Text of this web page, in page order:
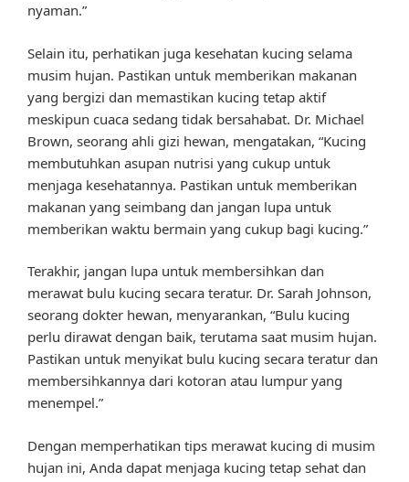
nyaman.”
Selain itu, perhatikan juga kesehatan kucing selama
musim hujan. Pastikan untuk memberikan makanan
yang bergizi dan memastikan kucing tetap aktif
meskipun cuaca sedang tidak bersahabat. Dr. Michael
Brown, seorang ahli gizi hewan, mengatakan, “Kucing
membutuhkan asupan nutrisi yang cukup untuk
menjaga kesehatannya. Pastikan untuk memberikan
makanan yang seimbang dan jangan lupa untuk
memberikan waktu bermain yang cukup bagi kucing.”
Terakhir, jangan lupa untuk membersihkan dan
merawat bulu kucing secara teratur. Dr. Sarah Johnson,
seorang dokter hewan, menyarankan, “Bulu kucing
perlu dirawat dengan baik, terutama saat musim hujan.
Pastikan untuk menyikat bulu kucing secara teratur dan
membersihkannya dari kotoran atau lumpur yang
menempel.”
Dengan memperhatikan tips merawat kucing di musim
hujan ini, Anda dapat menjaga kucing tetap sehat dan